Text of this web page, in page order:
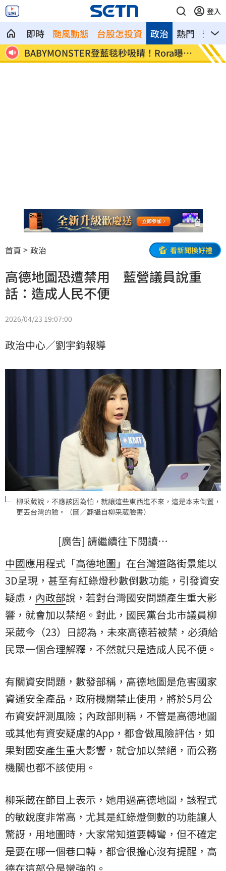
登入
即時 颱風動態 台股怎投資 熱門 影音
政治
BABYMONSTER登藍毯秒吸睛！Rora曝這
件事
白海
成
首頁 政治 看新聞換好禮
高德地圖恐遭禁用 藍營議員說重
話：造成人民不便
2026/04/23 19:07:00
政治中心／劉宇鈞報導
柳采葳說，不應該因為怕，就讓這些東西進不來，這是本末倒置，
更丟台灣的臉。（圖／翻攝自柳采葳臉書）
[廣告] 請繼續往下閱讀…
中國應用程式「高德地圖 」在台灣道路街景能以
3D呈現，甚至有紅綠燈秒數倒數功能，引發資安
疑慮， 內政部說，若對台灣國安問題產生重大影
響，就會加以禁絕。對此，國民黨台北市議員柳
采葳今（23）日認為，未來高德若被禁，必須給
民眾一個合理解釋，不然就只是造成人民不便。
有關資安問題，數發部稱，高德地圖是危害國家
資通安全產品，政府機關禁止使用，將於5月公
布資安評測風險；內政部則稱，不管是高德地圖
或其他有資安疑慮的App，都會做風險評估，如
果對國安產生重大影響，就會加以禁絕，而公務
機關也都不該使用。
柳采葳在節目上表示，她用過高德地圖，該程式
的敏銳度非常高，尤其是紅綠燈倒數的功能讓人
驚訝，用地圖時，大家常知道要轉彎，但不確定
是要在哪一個巷口轉，都會很擔心沒有提醒，高
德在這部分是蠻強的。